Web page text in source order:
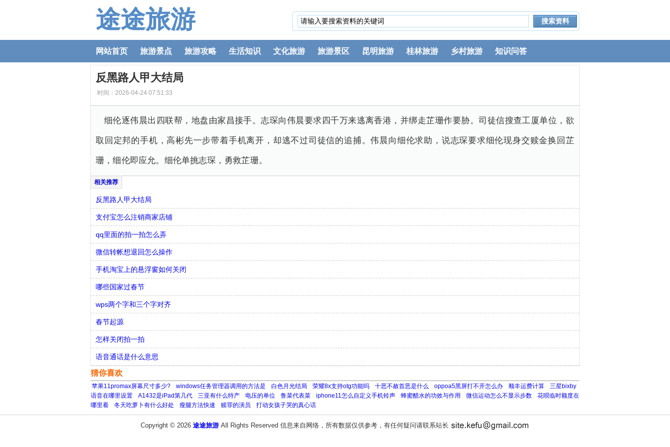
途途旅游
网站首页 旅游景点 旅游攻略 生活知识 文化旅游 旅游景区 昆明旅游 桂林旅游 乡村旅游 知识问答
反黑路人甲大结局
时间：2026-04-24 07:51:33
细伦逐伟晨出四联帮，地盘由家昌接手。志琛向伟晨要求四千万来逃离香港，并绑走芷珊作要胁。司徒信搜查工厦单位，欲
取回定邦的手机，高彬先一步带着手机离开，却逃不过司徒信的追捕。伟晨向细伦求助，说志琛要求细伦现身交赎金换回芷
珊，细伦即应允。细伦单挑志琛，勇救芷珊。
反黑路人甲大结局
支付宝怎么注销商家店铺
qq里面的拍一拍怎么弄
微信转帐想退回怎么操作
手机淘宝上的悬浮窗如何关闭
哪些国家过春节
wps两个字和三个字对齐
春节起源
怎样关闭拍一拍
语音通话是什么意思
猜你喜欢
苹果11promax屏幕尺寸多少? windows任务管理器调用的方法是 白色月光结局 荣耀8x支持otg功能吗 十恶不赦首恶是什么 oppoa5黑屏打不开怎么办 顺丰运费计算
三星bixby
语音在哪里设置
A1432是iPad第几代 三亚有什么特产 电压的单位 鲁菜代表菜 iphone11怎么自定义手机铃声 蜂蜜醋水的功效与作用 微信运动怎么不显示步数
花呗临时额度在
哪里看
冬天吃萝卜有什么好处 瘦腿方法快速 赎罪的演员 打动女孩子哭的真心话
Copyright © 2026 途途旅游 All Rights Reserved 信息来自网络，所有数据仅供参考，有任何疑问请联系站长